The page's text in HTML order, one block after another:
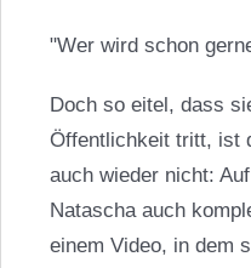
"Wer wird schon
Doch so eitel, dass
Öffentlichkeit tritt, ist
auch wieder nicht:
Natascha auch
einem Video, in dem